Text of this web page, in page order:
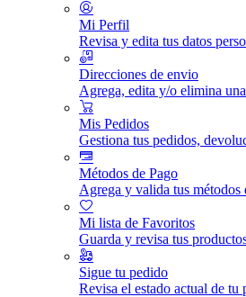
Mi Perfil
Revisa y edita tus datos
Direcciones de envio
Agrega, edita y/o elimina
Mis Pedidos
Gestiona tus pedidos,
Métodos de Pago
Agrega y valida tus métodos
Mi lista de Favoritos
Guarda y revisa tus
Sigue tu pedido
Revisa el estado actual de tu